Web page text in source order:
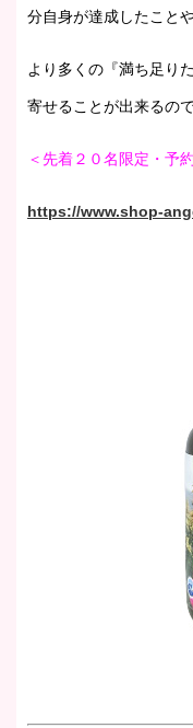
分自身が達成したこと
より多くの『満ち足り
寄せることが出来るので
＜先着２０名限定・予
https://www.shop-